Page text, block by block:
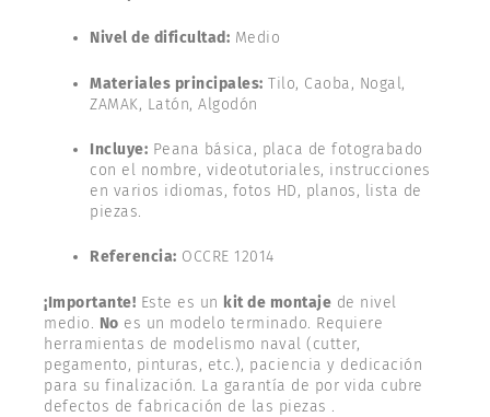
Nivel de dificultad: Medio
Materiales principales: Tilo, Caoba, Nogal,
ZAMAK, Latón, Algodón
Incluye: Peana básica, placa de fotograbado
con el nombre, videotutoriales, instrucciones
en varios idiomas, fotos HD, planos, lista de
piezas.
Referencia: OCCRE 12014
¡Importante! Este es un kit de montaje de nivel
medio. No es un modelo terminado. Requiere
herramientas de modelismo naval (cutter,
pegamento, pinturas, etc.), paciencia y dedicación
para su finalización. La garantía de por vida cubre
defectos de fabricación de las piezas .